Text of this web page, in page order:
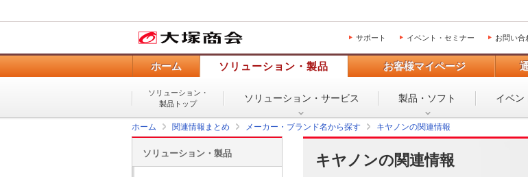
サポート イベント・セミナー お問い合
ホーム ソリューション・製品 お客様マイページ
ソリューション・
製品トップ
ソリューション・ サービス 製品・ソフト イベン
ホーム 関連情報まとめ メーカー・ブランド名から探す キヤノンの関連情報
キヤノンの関連情報
ソリューション・製品